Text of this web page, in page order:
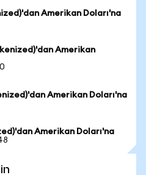
Amerikan Doları'na
Amerikan
Amerikan Doları'na
Amerikan Doları'na